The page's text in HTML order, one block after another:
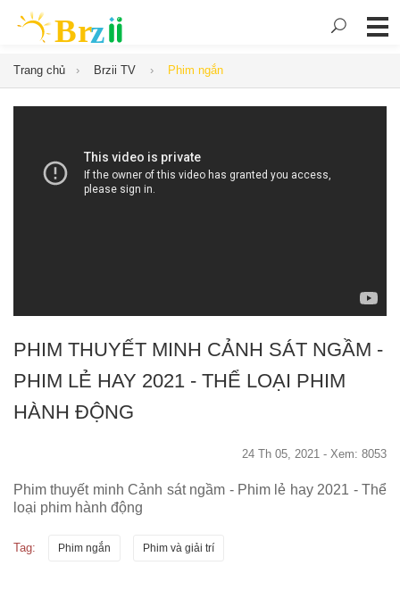
Trang chủ Brzii TV Phim ngắn
PHIM THUYẾT MINH CẢNH SÁT NGẦM -
PHIM LẺ HAY 2021 - THỂ LOẠI PHIM
HÀNH ĐỘNG
24 Th 05, 2021 - Xem: 8053
Phim thuyết minh Cảnh sát ngầm - Phim lẻ hay 2021 - Thể
loại phim hành động
Tag: Phim ngắn Phim và giải trí